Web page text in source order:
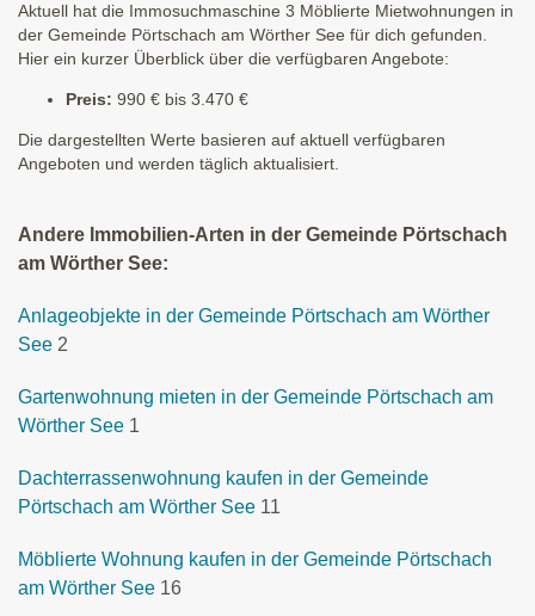
Aktuell hat die Immosuchmaschine 3 Möblierte Mietwohnungen in
der Gemeinde Pörtschach am Wörther See für dich gefunden.
Hier ein kurzer Überblick über die verfügbaren Angebote:
Preis: 990 € bis 3.470 €
Die dargestellten Werte basieren auf aktuell verfügbaren
Angeboten und werden täglich aktualisiert.
Andere Immobilien-Arten in der Gemeinde Pörtschach
am Wörther See:
Anlageobjekte in der Gemeinde Pörtschach am Wörther
See 2
Gartenwohnung mieten in der Gemeinde Pörtschach am
Wörther See 1
Dachterrassenwohnung kaufen in der Gemeinde
Pörtschach am Wörther See 11
Möblierte Wohnung kaufen in der Gemeinde Pörtschach
am Wörther See 16